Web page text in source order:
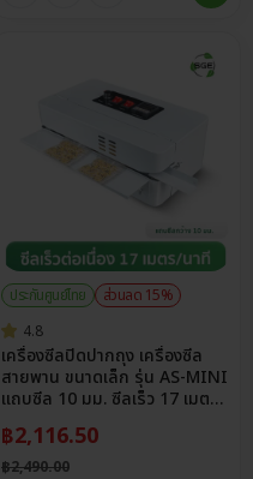
ประกันศูนย์ไทย
ส่วนลด 15%
4.8
เครื่องซีลปิดปากถุง เครื่องซีล
สายพาน ขนาดเล็ก รุ่น AS-MINI
แถบซีล 10 มม. ซีลเร็ว 17 เมตร/
฿2,116.50
฿2,490.00